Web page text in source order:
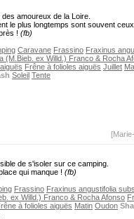
amoureux de la Loire.
le plus longtemps sont souvent
! (fb)
Caravane Frassino Fraxinus
(M.Bieb. ex Willd.) Franco & Rocha
Frêne à folioles aiguës Juillet
Soleil Tente
de s'isoler sur ce camping.
qui manque ! (fb)
Frassino Fraxinus angustifolia
ex Willd.) Franco & Rocha Afonso
à folioles aiguës Matin Oudon